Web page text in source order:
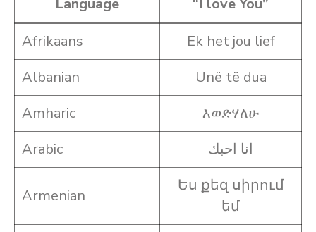
Language
“I love You”
Afrikaans
Ek het jou lief
Albanian
Unë të dua
Amharic
እወድሃለሁ
Arabic
انا احبك
Armenian
Ես քեզ սիրում
եմ